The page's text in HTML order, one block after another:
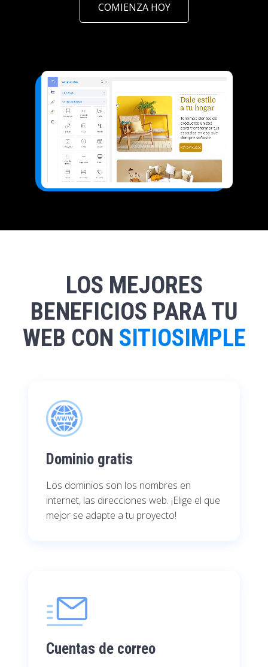
COMIENZA HOY
LOS MEJORES
BENEFICIOS PARA TU
WEB CON SITIOSIMPLE
Dominio gratis
Los dominios son los nombres en
internet, las direcciones web. ¡Elige el que
mejor se adapte a tu proyecto!
Cuentas de correo